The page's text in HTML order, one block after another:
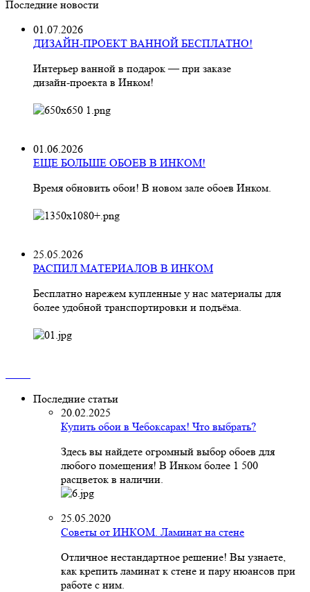
Последние новости
01.07.2026
ДИЗАЙН-ПРОЕКТ ВАННОЙ БЕСПЛАТНО!
Интерьер ванной в подарок — при заказе
дизайн‑проекта в Инком!
01.06.2026
ЕЩЕ БОЛЬШЕ ОБОЕВ В ИНКОМ!
Время обновить обои! В новом зале обоев Инком.
25.05.2026
РАСПИЛ МАТЕРИАЛОВ В ИНКОМ
Бесплатно нарежем купленные у нас материалы для
более удобной транспортировки и подъёма.
Последние статьи
20.02.2025
Купить обои в Чебоксарах! Что выбрать?
Здесь вы найдете огромный выбор обоев для
любого помещения! В Инком более 1 500
расцветок в наличии.
25.05.2020
Советы от ИНКОМ. Ламинат на стене
Отличное нестандартное решение! Вы узнаете,
как крепить ламинат к стене и пару нюансов при
работе с ним.